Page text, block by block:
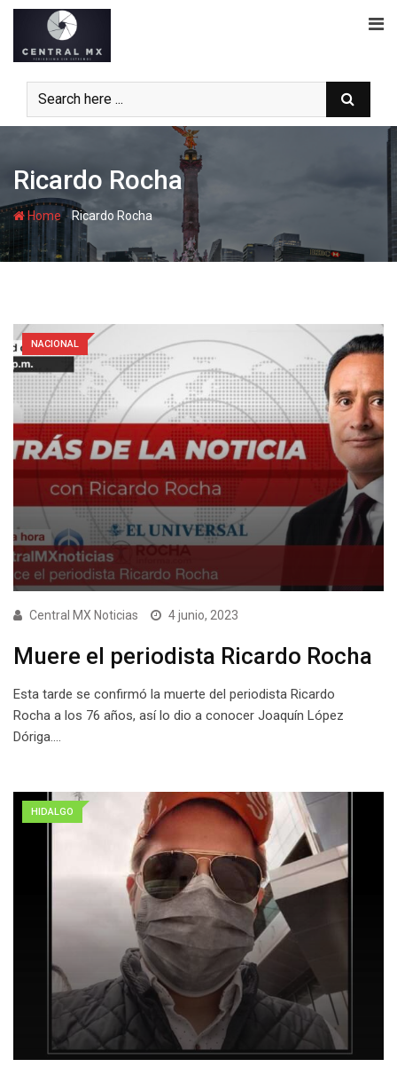
Skip
content
Ricardo Rocha
Home-Ricardo Rocha
NACIONAL
Central MX Noticias 4 junio, 2023
Muere el periodista Ricardo Rocha
Esta tarde se confirmó la muerte del periodista Ricardo
Rocha a los 76 años, así lo dio a conocer Joaquín López
Dóriga.…
HIDALGO